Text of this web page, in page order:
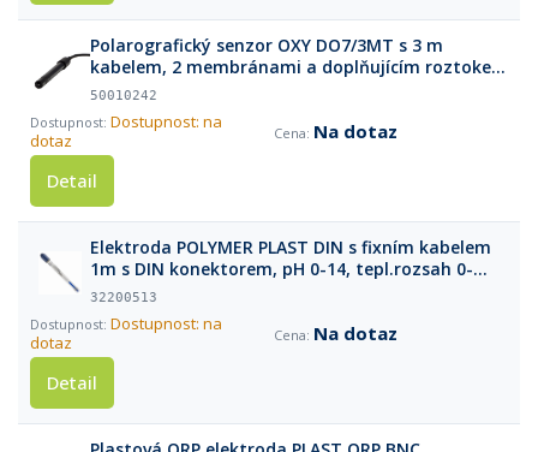
Polarografický senzor OXY DO7/3MT s 3 m
kabelem, 2 membránami a doplňujícím roztokem
(30ml)
50010242
Dostupnost: na
dotaz
Na dotaz
Detail
Elektroda POLYMER PLAST DIN s fixním kabelem
1m s DIN konektorem, pH 0-14, tepl.rozsah 0-
60°C
32200513
Dostupnost: na
dotaz
Na dotaz
Detail